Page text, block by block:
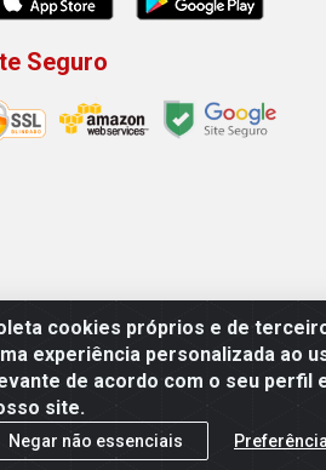
cookies próprios e de
experiência personalizada ao
de acordo com o seu perfil
site.
Negar não essenciais
Seguro
Machado Carnes Distribuidora de